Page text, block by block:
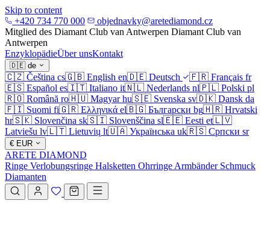
Skip to content
+420 734 770 000
objednavky@aretediamond.cz
Mitglied des Diamant Club van Antwerpen Diamant Club van
Antwerpen
EnzyklopädieÜber unsKontakt
🇩🇪 de
🇨🇿 Čeština cs🇬🇧 English en🇩🇪 Deutsch 🇫🇷 Français fr
🇪🇸 Español es🇮🇹 Italiano it🇳🇱 Nederlands nl🇵🇱 Polski pl
🇷🇴 Română ro🇭🇺 Magyar hu🇸🇪 Svenska sv🇩🇰 Dansk da
🇫🇮 Suomi fi🇬🇷 Ελληνικά el🇧🇬 Български bg🇭🇷 Hrvatski
hr🇸🇰 Slovenčina sk🇸🇮 Slovenščina sl🇪🇪 Eesti et🇱🇻
Latviešu lv🇱🇹 Lietuvių lt🇺🇦 Українська uk🇷🇸 Српски sr
€ EUR
ARETE DIAMOND
Ringe Verlobungsringe Halsketten Ohrringe Armbänder Schmuck
Diamanten